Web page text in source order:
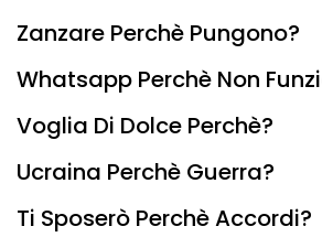
Zanzare Perchè Pungono?
Whatsapp Perchè Non
Voglia Di Dolce Perchè?
Ucraina Perchè Guerra?
Ti Sposerò Perchè Accordi?